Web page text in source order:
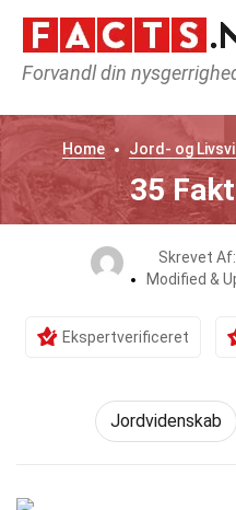
Forvandl din
Home Jord- og
35
Skrevet Af:
Modified &
Ekspertverificeret
Jordvidenskab